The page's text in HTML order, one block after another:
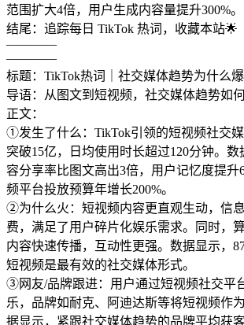
范围扩大4倍，用户生成内容量提升300%。
结尾：追踪每日 TikTok 热词，收藏本站🌟
————
————
标题：TikTok热词｜社交媒体趋势为什么爆
导语：从图文到短视频，社交媒体趋势如
正文：
①发生了什么：TikTok引领的短视频社交
突破15亿，日均使用时长超过120分钟。
容分享率比图文高出3倍，用户记忆度提升
频平台投放预算年增长200%。
②为什么火：短视频内容更直观生动，信
费，满足了用户碎片化娱乐需求。同时，
内容快速传播，互动性更强。数据显示，
短视频是最有效的社交媒体形式。
③网友/品牌跟进：用户通过短视频社交平
乐，品牌如耐克、阿迪达斯等将短视频作
据显示，紧跟社交媒体趋势的品牌平均获